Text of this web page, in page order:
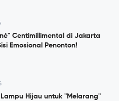
Centimillimental di Jakarta
Emosional Penonton!
Hijau untuk "Melarang"